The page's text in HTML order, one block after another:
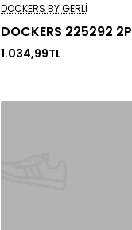
Stoklarda Yok
DOCKERS BY GERLI
DOCKERS 225292
1.034,99TL